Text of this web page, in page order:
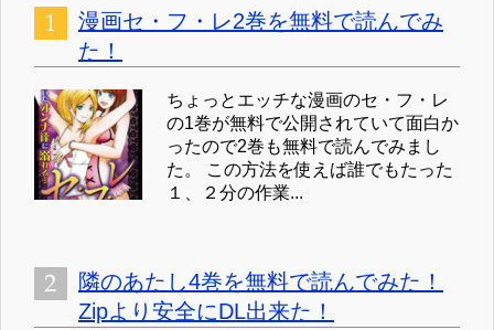
漫画セ・フ・レ2巻を無料で読んでみ
た！
ちょっとエッチな漫画のセ・フ・レ
の1巻が無料で公開されていて面白か
ったので2巻も無料で読んでみまし
た。 この方法を使えば誰でもたった
１、２分の作業...
隣のあたし4巻を無料で読んでみた！
Zipより安全にDL出来た！